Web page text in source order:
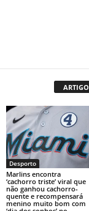
Desporto
Marlins encontra
‘cachorro triste’ viral que
não ganhou cachorro-
quente e recompensará
menino muito bom com